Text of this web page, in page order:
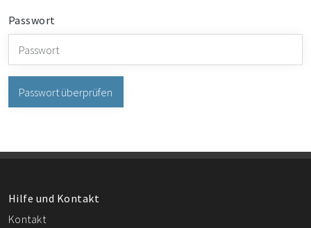
Passwort
Passwort überprüfen
Hilfe und Kontakt
Kontakt